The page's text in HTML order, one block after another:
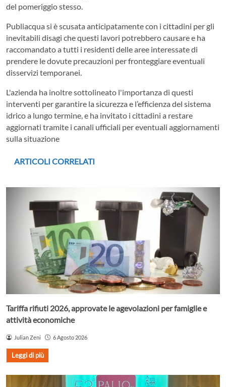
del pomeriggio stesso.
Publiacqua si è scusata anticipatamente con i cittadini per gli
inevitabili disagi che questi lavori potrebbero causare e ha
raccomandato a tutti i residenti delle aree interessate di
prendere le dovute precauzioni per fronteggiare eventuali
disservizi temporanei.
L'azienda ha inoltre sottolineato l'importanza di questi
interventi per garantire la sicurezza e l’efficienza del sistema
idrico a lungo termine, e ha invitato i cittadini a restare
aggiornati tramite i canali ufficiali per eventuali aggiornamenti
sulla situazione
ARTICOLI CORRELATI
Tariffa rifiuti 2026, approvate le agevolazioni per famiglie e
attività economiche
Julian Zeni 6 Agosto 2026
Leggi di più